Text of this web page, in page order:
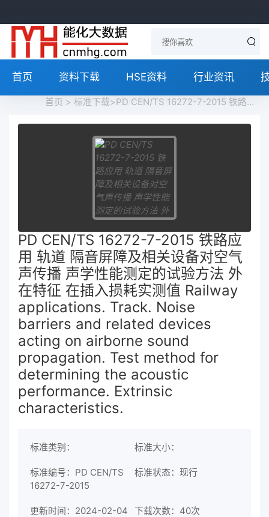
首页 资料下载 HSE资料 行业资讯
首页 > 标准下载>PD CEN/TS 16272-7-2015 铁路应用 轨道 隔音屏障及相关设备对空气声传播 声学性能测定的试验方法 外在特征 在插入损耗实测值 Railway applications. Track. Noise barriers and related devices acting on airborne sound propagation. Test method for determining the acoustic performance. Extrinsic characteristics.免费下载
PD CEN/TS 16272-7-2015 铁路应
用 轨道 隔音屏障及相关设备对空气
声传播 声学性能测定的试验方法 外
在特征 在插入损耗实测值 Railway
applications. Track. Noise
barriers and related devices
acting on airborne sound
propagation. Test method for
determining the acoustic
performance. Extrinsic
characteristics.
标准类别： 标准大小：
标准编号：PD CEN/TS
16272-7-2015
标准状态：现行
更新时间：2024-02-04 下载次数： 40次